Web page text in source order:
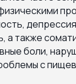
а также
боли,
с